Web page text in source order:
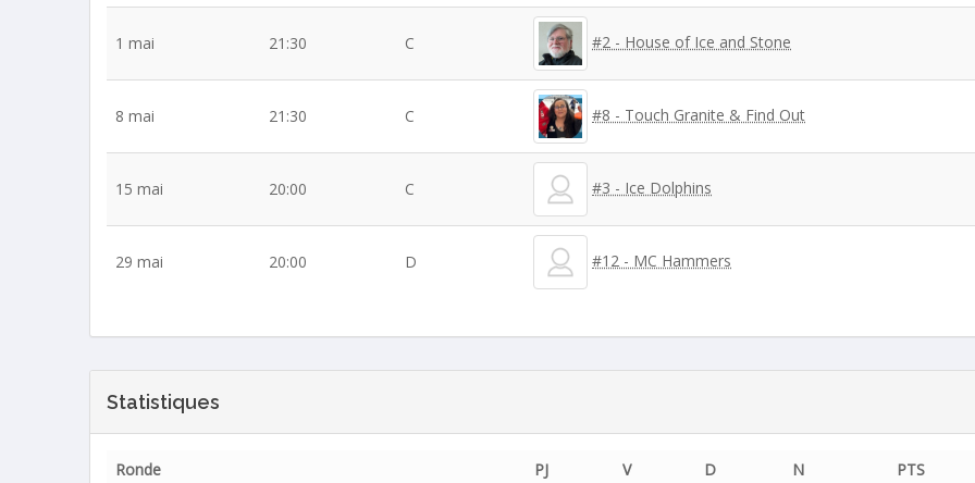
1 mai 21:30 C #2 - House of Ice and Stone
8 mai 21:30 C #8 - Touch Granite & Find Out
15 mai 20:00 C #3 - Ice Dolphins
29 mai 20:00 D #12 - MC Hammers
Statistiques
Ronde PJ V D N PTS